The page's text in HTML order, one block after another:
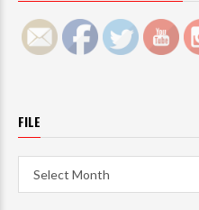
FILE